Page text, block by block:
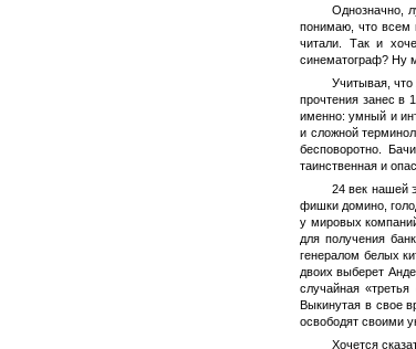
Однозначно,
понимаю, что
читали. Так и
синематограф? Ну
Учитывая,
прочтения занес в
именно: умный и
и сложной
бесповоротно.
таинственная и
24 век нашей
фишки домино,
у мировых
для получения
генералом белых
двоих выберет
случайная
Выкинутая в свое
освободят своими
Хочется